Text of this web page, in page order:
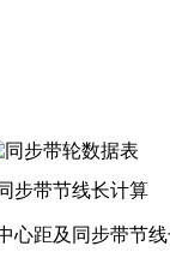
步带节线长计算